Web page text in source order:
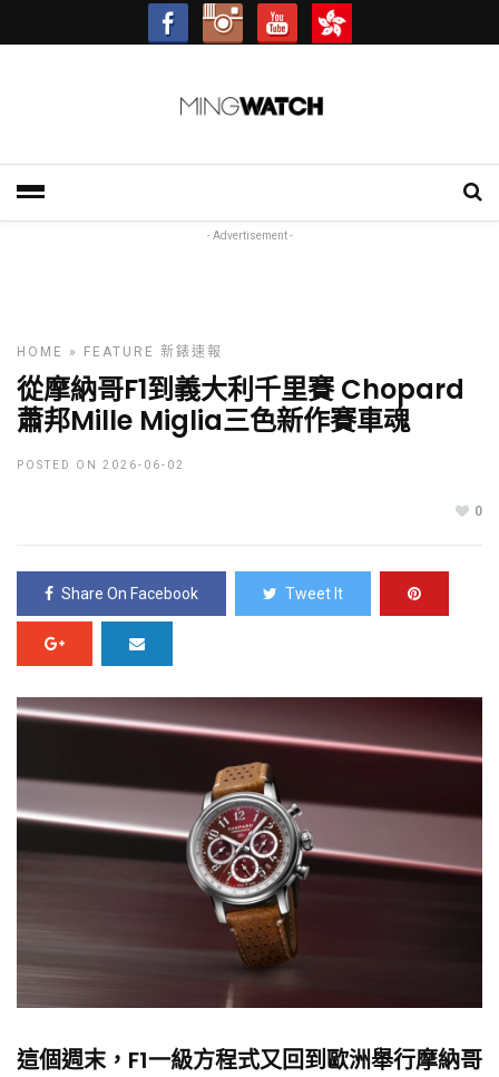
- Advertisement -
HOME » FEATURE 新錶速報
從摩納哥F1到義大利千里賽 Chopard
蕭邦Mille Miglia三色新作賽車魂
POSTED ON 2026-06-02
0
Share On Facebook Tweet It
這個週末，F1一級方程式又回到歐洲舉行摩納哥